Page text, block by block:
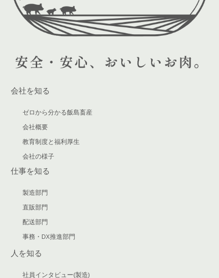
会社を知る
ゼロから分かる飯島畜産
会社概要
教育制度と福利厚生
会社の様子
仕事を知る
製造部門
直販部門
配送部門
事務・DX推進部門
人を知る
社員インタビュー(製造)